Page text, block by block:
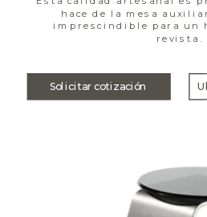
Solicitar cotización
hace de la mesa
imprescindible para un
revista.